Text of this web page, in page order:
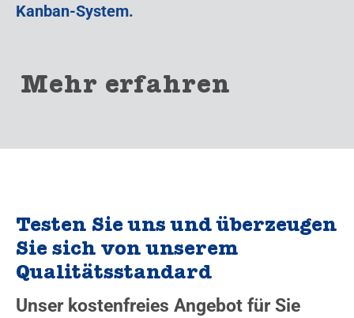
Testen Sie uns und überzeugen
Sie sich von unserem
Qualitätsstandard
Unser kostenfreies Angebot für Sie
Kanban-System.
Mehr erfahren